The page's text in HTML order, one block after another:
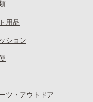
用品
ション
ツ・アウトドア